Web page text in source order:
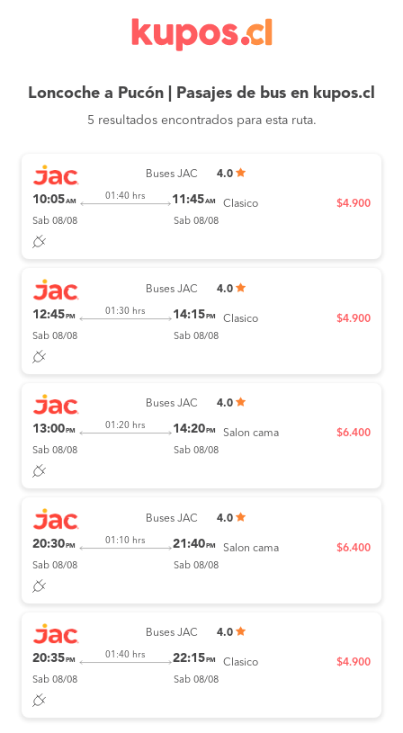
Loncoche a Pucón | Pasajes de bus en kupos.cl
5 resultados encontrados para esta ruta.
Buses JAC 4.0
10:05AM
01:40 hrs 11:45AM
Sab 08/08 Sab 08/08
Clasico $4.900
Buses JAC 4.0
12:45 PM
01:30 hrs 14:15 PM
Sab 08/08 Sab 08/08
Clasico $4.900
Buses JAC 4.0
13:00 PM
01:20 hrs 14:20 PM
Sab 08/08 Sab 08/08
Salon cama $6.400
Buses JAC 4.0
20:30 PM
01:10 hrs 21:40 PM
Sab 08/08 Sab 08/08
Salon cama $6.400
Buses JAC 4.0
20:35 PM
01:40 hrs 22:15 PM
Sab 08/08 Sab 08/08
Clasico $4.900